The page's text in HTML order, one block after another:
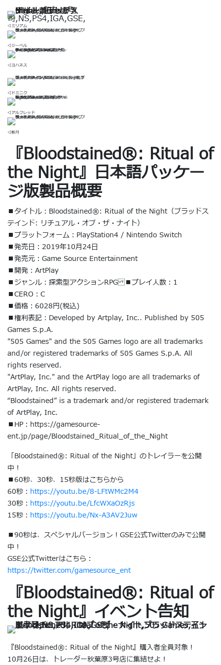
◁ミリアム
◁ジーベル
◁ヨハネス
◁ドミニク
◁アルフレッド
◁斬月
『Bloodstained®︎: Ritual of
the Night』日本語パッケー
ジ版製品概要
■タイトル：Bloodstained®︎: Ritual of the Night（ブラッドス
テインド: リチュアル・オブ・ザ・ナイト）
■プラットフォーム：PlayStation4 / Nintendo Switch
■発売日：2019年10月24日
■発売元：Game Source Entertainment
■開発：ArtPlay
■ジャンル：探索型アクションRPG ■プレイ人数：1
■CERO：C
■価格：6028円(税込)
■権利表記：Developed by Artplay, Inc.. Published by 505
Games S.p.A.
"505 Games" and the 505 Games logo are all trademarks
and/or registered trademarks of 505 Games S.p.A. All
rights reserved.
"ArtPlay, Inc." and the ArtPlay logo are all trademarks of
ArtPlay, Inc. All rights reserved.
“Bloodstained” is a trademark and/or registered trademark
of ArtPlay, Inc.
■HP：https://gamesource-
ent.jp/page/Bloodstained_Ritual_of_the_Night
「Bloodstained®︎: Ritual of the Night」のトレイラーを公開
中！
■60秒、30秒、15秒版はこちらから
60秒： https://youtu.be/8-LFtWMc2M4
30秒： https://youtu.be/LfcWXaOzRjs
15秒： https://youtu.be/Nx-A3AV2Juw
■90秒は、スペシャルバージョン！GSE公式Twitterのみで公開
中！
GSE公式Twitterはこちら：
https://twitter.com/gamesource_ent
『Bloodstained®︎: Ritual of
the Night』イベント告知
『Bloodstained®︎: Ritual of the Night』購入者全員対象！
10月26日は、トレーダー秋葉原3号店に集結せよ！